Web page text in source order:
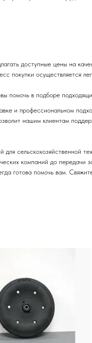
доступные цены на
покупки осуществляется
помочь в подборе
и профессиональном
нашим клиентам
для сельскохозяйственной
компаний до
готова помочь вам.